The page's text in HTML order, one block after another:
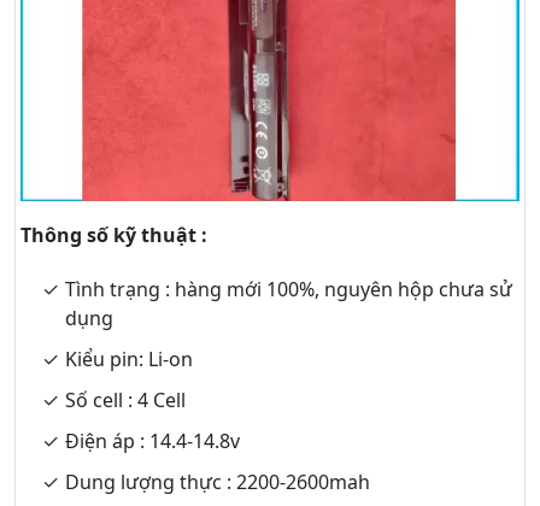
Thông số kỹ thuật :
Tình trạng : hàng mới 100%, nguyên hộp chưa sử
dụng
Kiểu pin: Li-on
Số cell : 4 Cell
Điện áp : 14.4-14.8v
Dung lượng thực : 2200-2600mah